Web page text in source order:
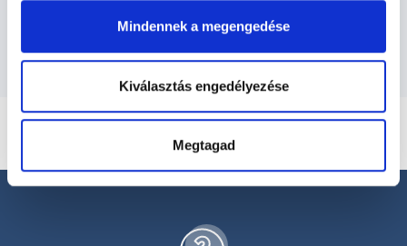
Mindennek a megengedése
Kiválasztás engedélyezése
Megtagad
Budapesti és vidéki gyógytornász orvosok